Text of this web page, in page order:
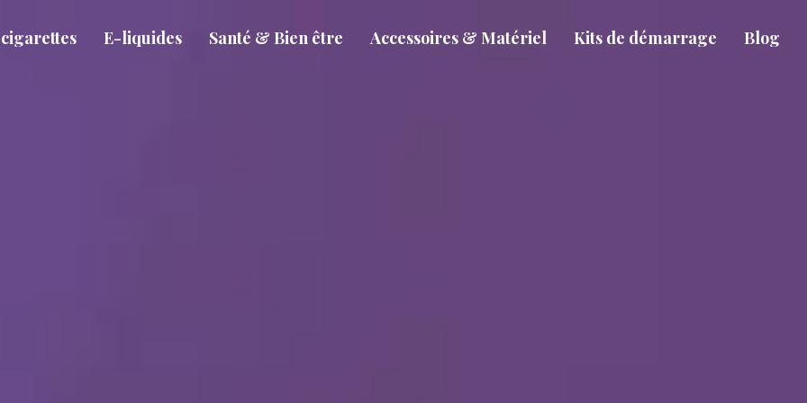
E-liquides Santé & Bien être Accessoires & Matériel Kits de démarrage Blog